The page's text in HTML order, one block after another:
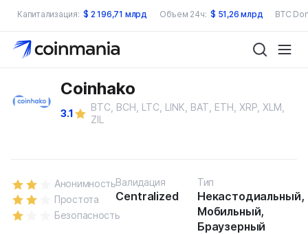
Капитализация: $ 2 196,71 млрд Объем 24ч: $ 51,26 млрд BTC
Coinhako
3.1
BTC, BCH, LTC, LINK, BAT, ETH, XRP, XLM,
ZIL
Анонимность
Простота
Безопасность
Валидация
Centralized
Тип
Некастодиальный,
Мобильный,
Браузерный